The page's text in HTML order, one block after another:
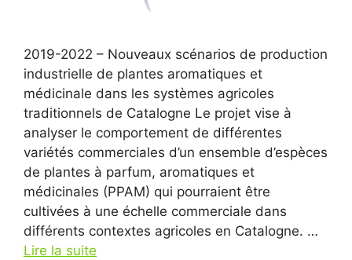
2019-2022 – Nouveaux scénarios de production
industrielle de plantes aromatiques et
médicinale dans les systèmes agricoles
traditionnels de Catalogne Le projet vise à
analyser le comportement de différentes
variétés commerciales d’un ensemble d’espèces
de plantes à parfum, aromatiques et
médicinales (PPAM) qui pourraient être
cultivées à une échelle commerciale dans
différents contextes agricoles en Catalogne. …
Lire la suite